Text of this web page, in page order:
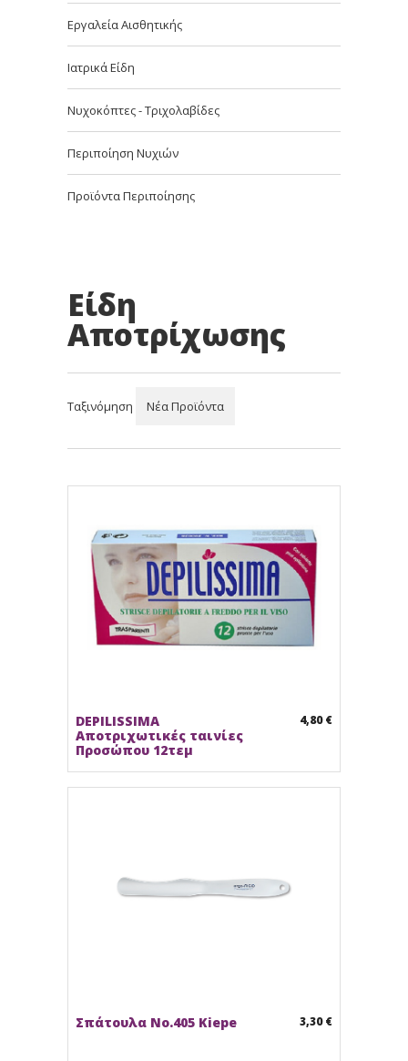
Εργαλεία Αισθητικής
Ιατρικά Είδη
Νυχοκόπτες - Τριχολαβίδες
Περιποίηση Νυχιών
Προϊόντα Περιποίησης
Είδη
Αποτρίχωσης
Ταξινόμηση Νέα Προϊόντα
DEPILISSIMA
Αποτριχωτικές ταινίες
Προσώπου 12τεμ
4,80 €
Σπάτουλα Νο.405 Kiepe 3,30 €